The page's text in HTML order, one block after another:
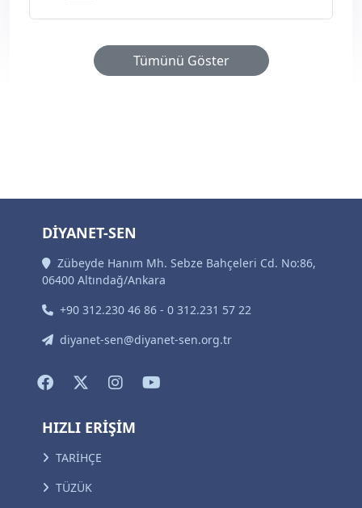
Tümünü Göster
DİYANET-SEN
Zübeyde Hanım Mh. Sebze Bahçeleri Cd. No:86,
06400 Altındağ/Ankara
+90 312.230 46 86 - 0 312.231 57 22
diyanet-sen@diyanet-sen.org.tr
HIZLI ERİŞİM
TARİHÇE
TÜZÜK